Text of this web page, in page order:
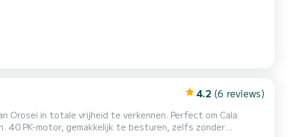
4.2 (6 reviews)
Orosei in totale vrijheid te verkennen. Perfect om Cala
40 PK-motor, gemakkelijk te besturen, zelfs zonder